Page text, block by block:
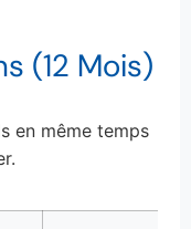
(12 Mois)
en même temps